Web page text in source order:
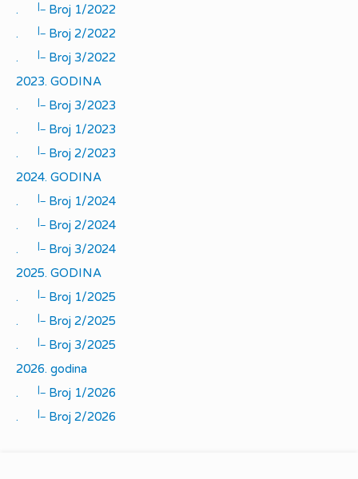
.
|_
Broj 1/2022
.
|_
Broj 2/2022
.
|_
Broj 3/2022
2023. GODINA
.
|_
Broj 3/2023
.
|_
Broj 1/2023
.
|_
Broj 2/2023
2024. GODINA
.
|_
Broj 1/2024
.
|_
Broj 2/2024
.
|_
Broj 3/2024
2025. GODINA
.
|_
Broj 1/2025
.
|_
Broj 2/2025
.
|_
Broj 3/2025
2026. godina
.
|_
Broj 1/2026
.
|_ Broj 2/2026